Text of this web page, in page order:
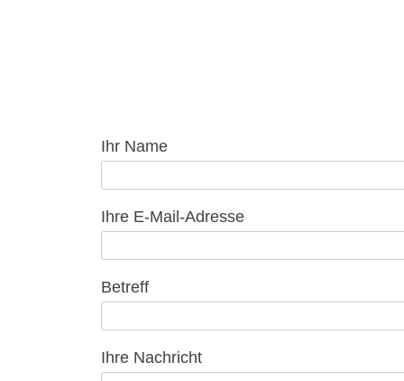
Ihr Name
Ihre E-Mail-Adresse
Betreff
Ihre Nachricht